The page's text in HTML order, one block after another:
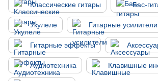
Классические гитары Бас-
Укулеле Гитарные усилители
Гитарные эффекты
Аудиотехника Клавишные